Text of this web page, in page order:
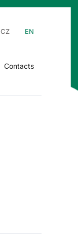
CZ EN
Contacts